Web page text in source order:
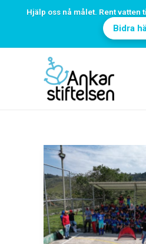
Hjälp oss nå målet. Rent
Bidra